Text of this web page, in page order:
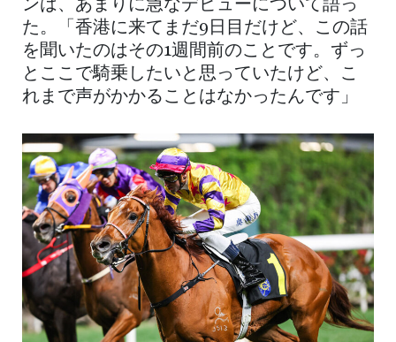
ンは、あまりに急なデビューについて語っ
た。「香港に来てまだ9日目だけど、この話
を聞いたのはその1週間前のことです。ずっ
とここで騎乗したいと思っていたけど、こ
れまで声がかかることはなかったんです」